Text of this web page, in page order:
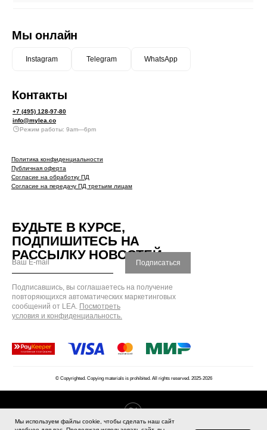
Мы используем файлы cookie, чтобы сделать наш сайт
+7 (495) 128-97-80
info@mylea.co
Режим работы: 9am—6pm
Политика конфиденциальности
Публичная оферта
Согласие на обработку ПД
Согласие на передачу ПД третьим лицам
Контакты
Мы онлайн
БУДЬТЕ В КУРСЕ,
ПОДПИШИТЕСЬ НА
РАССЫЛКУ НОВОСТЕЙ
Instagram Telegram WhatsApp
Подписаться
© Copyrighted. Copying materials is prohibited. All rights reserved. 2025-2026
Подписавшись, вы соглашаетесь на получение
повторяющихся автоматических маркетинговых
сообщений от LEA. Посмотреть
условия и конфиденциальность.
Made on Tilda